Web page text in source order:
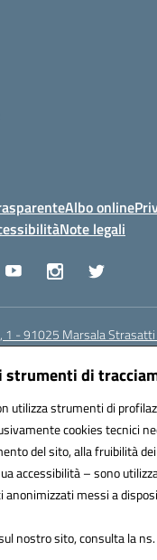
strumenti di
utilizza strumenti di
cookies tecnici
del sito, alla fruibilità
accessibilità – sono
messi a
nostro sito, consulta la ns.
Albo online
Note legali
1 - 91025 Marsala Strasatti
(PEC):
TPIC81600V
Amministrazioni (IPA):
(CUF): UFODYY
& Powered by 3D
& Design by Designers